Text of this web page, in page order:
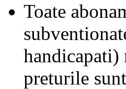
Toate
handicapati)
preturile